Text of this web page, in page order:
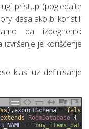
pristup (pogledajte
klasa ako bi koristili
da izbegnemo
izvršenje je korišćenje
klasi uz definisanje
} ,exportSchema = false
extends RoomDatabase {
=